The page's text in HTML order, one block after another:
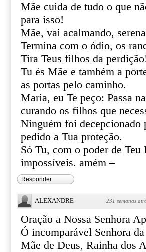
Mãe cuida de tudo o que
para isso!
Mãe, vai acalmando,
Termina com o ódio, os
Tira Teus filhos da
Tu és Mãe e também a
as portas pelo caminho.
Maria, eu Te peço: Passa
curando os filhos que
Ninguém foi decepcionado
pedido a Tua proteção.
Só Tu, com o poder de
impossíveis. amém –
Responder
ALEXANDRE · 231 semanas
Oração a Nossa Senhora
Ó incomparável Senhora
Mãe de Deus, Rainha dos